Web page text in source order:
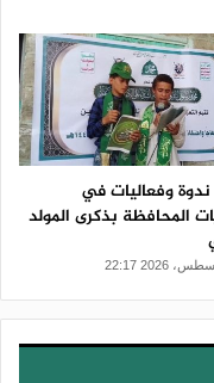
وفعاليات في
المحافظة بذكرى المولد